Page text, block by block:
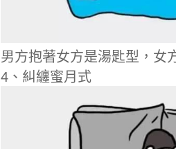
男方抱著女方是湯匙型，女
4、糾纏蜜月式